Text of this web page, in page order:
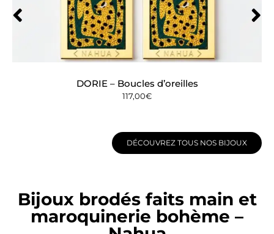
DORIE – Boucles d’oreilles
117,00€
DÉCOUVREZ TOUS NOS BIJOUX
Bijoux brodés faits main et
maroquinerie bohème –